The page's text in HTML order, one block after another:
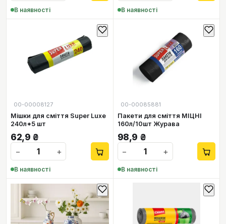
В наявності В наявності
00-00008127
Мішки для сміття Super Luxe
240л*5 шт
62,9 ₴
−
+
В наявності
00-00085881
Пакети для сміття МІЦНІ
160л/10шт Журава
98,9 ₴
−
+
В наявності